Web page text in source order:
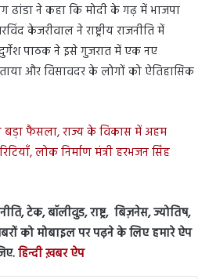
ढांडा ने कहा कि मोदी के गढ़ में भाजपा
केजरीवाल ने राष्ट्रीय राजनीति में
पाठक ने इसे गुजरात में एक नए
और विसावदर के लोगों को ऐतिहासिक
बड़ा फैसला, राज्य के विकास में अहम
लोक निर्माण मंत्री हरभजन सिंह
टेक, बॉलीवुड, राष्ट्र, बिज़नेस, ज्योतिष,
को मोबाइल पर पढ़ने के लिए हमारे ऐप
हिन्दी ख़बर ऐप